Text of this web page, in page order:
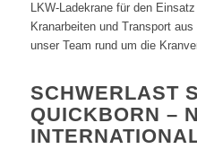
LKW-Ladekrane für den
Kranarbeiten und Transport
unser Team rund um die
SCHWERLAST
QUICKBORN –